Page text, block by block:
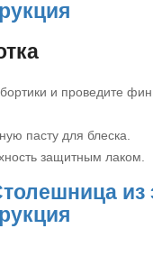
и проведите
пасту для блеска.
защитным лаком.